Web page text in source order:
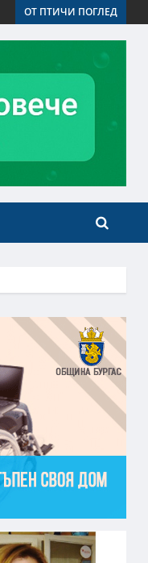
ОТ ПТИЧИ ПОГЛЕД